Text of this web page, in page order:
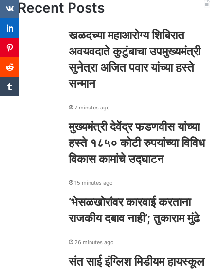
Recent Posts
खळदच्या महाआरोग्य शिबिरात
अवयवदाते कुटुंबाचा उपमुख्यमंत्री
सुनेत्रा अजित पवार यांच्या हस्ते
सन्मान
7 minutes ago
मुख्यमंत्री देवेंद्र फडणवीस यांच्या
हस्ते १८५० कोटी रुपयांच्या विविध
विकास कामांचे उद्घाटन
15 minutes ago
‘भेसळखोरांवर कारवाई करताना
राजकीय दबाव नाही’; तुकाराम मुंढे
26 minutes ago
संत साई इंग्लिश मिडीयम हायस्कूल